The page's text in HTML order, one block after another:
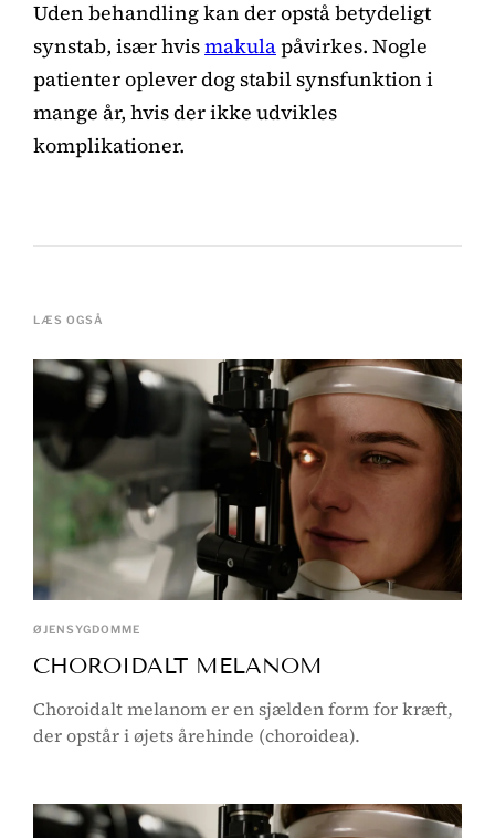
Uden behandling kan der opstå betydeligt
synstab, især hvismakulapåvirkes. Nogle
patienter oplever dog stabil synsfunktion i
mange år, hvis der ikke udvikles
komplikationer.
LÆS OGSÅ
ØJENSYGDOMME
CHOROIDALT MELANOM
Choroidalt melanom er en sjælden form for kræft,
der opstår i øjets årehinde (choroidea).